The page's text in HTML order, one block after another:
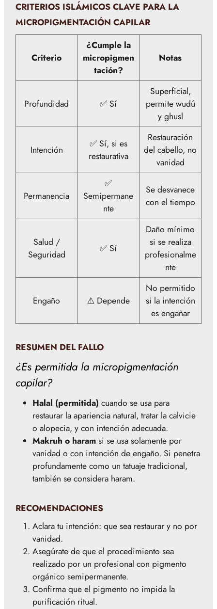
CRITERIOS ISLÁMICOS CLAVE PARA LA
MICROPIGMENTACIÓN CAPILAR
Criterio
¿Cumple la
micropigmen
tación?
Notas
Profundidad ✅ Sí
Superficial,
permite wudú
y ghusl
Intención
✅ Sí, si es
restaurativa
Restauración
del cabello, no
vanidad
Permanencia
✅
Semipermane
nte
Se desvanece
con el tiempo
Salud /
Seguridad
✅ Sí
Daño mínimo
si se realiza
profesionalme
nte
Engaño ⚠️ Depende
No permitido
si la intención
es engañar
RESUMEN DEL FALLO
¿Es permitida la micropigmentación
capilar?
Halal (permitida) cuando se usa para
restaurar la apariencia natural, tratar la calvicie
o alopecia, y con intención adecuada.
Makruh o haramsi se usa solamente por
vanidad o con intención de engaño. Si penetra
profundamente como un tatuaje tradicional,
también se considera haram.
RECOMENDACIONES
Aclara tu intención: que sea restaurar y no por
vanidad.
Asegúrate de que el procedimiento sea
realizado por un profesional con pigmento
orgánico semipermanente.
Confirma que el pigmento no impida la
purificación ritual.